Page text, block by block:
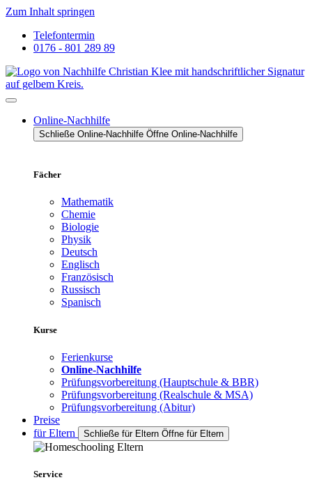
Zum Inhalt springen
Telefontermin
0176 - 801 289 89
Online-Nachhilfe
Schließe Online-Nachhilfe Öffne Online-Nachhilfe
Fächer
Mathematik
Chemie
Biologie
Physik
Deutsch
Englisch
Französisch
Russisch
Spanisch
Kurse
Ferienkurse
Online-Nachhilfe
Prüfungsvorbereitung (Hauptschule & BBR)
Prüfungsvorbereitung (Realschule & MSA)
Prüfungsvorbereitung (Abitur)
Preise
für Eltern
Schließe für Eltern Öffne für Eltern
Service